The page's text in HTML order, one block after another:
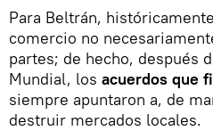
Para Beltrán,
comercio no
partes; de hecho, después
Mundial, los acuerdos que
siempre apuntaron a, de
destruir mercados locales.